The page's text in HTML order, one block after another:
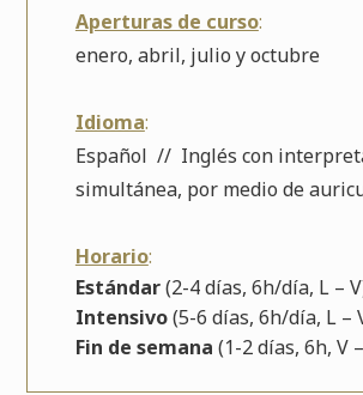
Aperturas de curso:
enero, abril, julio y octubre
Idioma:
Español // Inglés con
simultánea, por medio de
Horario:
Estándar(2-4 días, 6h/día, L –
Intensivo(5-6 días, 6h/día, L –
Fin de semana (1-2 días, 6h, V